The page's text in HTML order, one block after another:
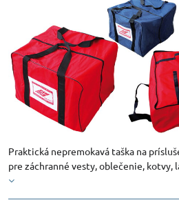
Praktická nepremokavá taška na
pre záchranné vesty, oblečenie, kotvy,